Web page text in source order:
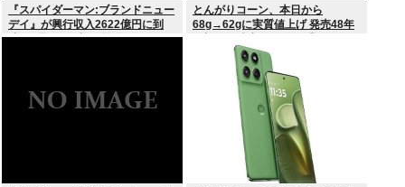
『スパイダーマン:ブランドニュー
デイ』が興行収入2622億円に到
達！2週目も好調に推移へ
とんがりコーン、本日から
68g→62gに実質値上げ 発売48年
1067トン削減できます笑」